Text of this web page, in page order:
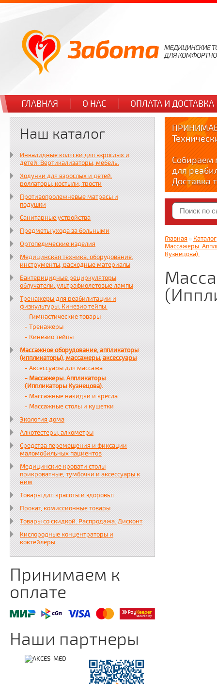
ГЛАВНАЯ О НАС ОПЛАТА И ДОСТАВКА
Наш каталог
Инвалидные коляски для взрослых и
детей. Вертикализаторы, мебель.
Ходунки для взрослых и детей,
роллаторы, костыли, трости
Противопролежневые матрасы и
подушки
Санитарные устройства
Предметы ухода за больными
Ортопедические изделия
Медицинская техника, оборудование.
инструменты, расходные материалы
Бактерицидные рециркуляторы,
облучатели, ультрафиолетовые лампы
Тренажеры для реабилитации и
физкультуры. Кинезио тейпы.
- Гимнастические товары
- Тренажеры
- Кинезио тейпы
Массажное оборудование, аппликаторы
(иппликаторы), массажеры, аксессуары
- Аксессуары для массажа
- Массажеры. Аппликаторы
(Иппликаторы Кузнецова).
- Массажные накидки и кресла
- Массажные столы и кушетки
Экология дома
Алкотестеры, алкометры
Средства перемещения и фиксации
маломобильных пациентов
Медицинские кровати столы
прикроватные, тумбочки и аксессуары к
ним
Товары для красоты и здоровья
Прокат, комиссионные товары
Товары со скидкой. Распродажа. Дисконт
Кислородные концентраторы и
коктейлеры
Принимаем к
оплате
Наши партнеры
Собираем
для
Доставка
по тел.
Краткие
Яндекс.
zabota16.ru
Всегда на
Главная » Каталог
Массажеры.
Кузнецова).